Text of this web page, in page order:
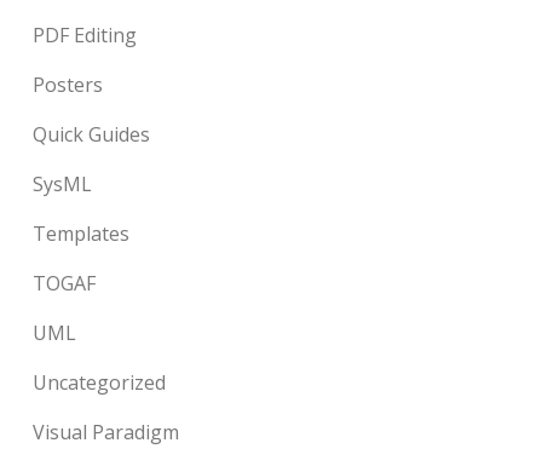
PDF Editing
Posters
Quick Guides
SysML
Templates
TOGAF
UML
Uncategorized
Visual Paradigm